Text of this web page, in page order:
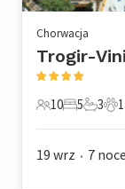
Chorwacja
Trogir-
10 Goście
10
5 Sypialnie
5
3
3
1
1
19 wrz • 7 noce